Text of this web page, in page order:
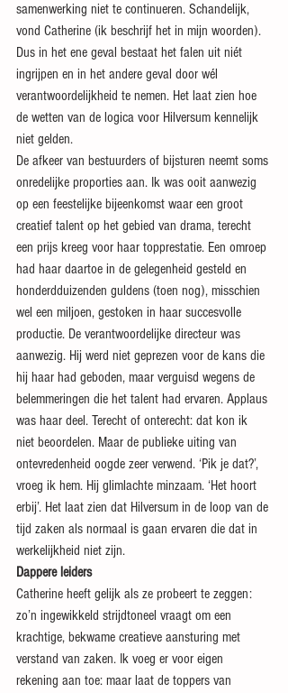
samenwerking niet te continueren. Schandelijk,
vond Catherine (ik beschrijf het in mijn woorden).
Dus in het ene geval bestaat het falen uit niét
ingrijpen en in het andere geval door wél
verantwoordelijkheid te nemen. Het laat zien hoe
de wetten van de logica voor Hilversum kennelijk
niet gelden.
De afkeer van bestuurders of bijsturen neemt soms
onredelijke proporties aan. Ik was ooit aanwezig
op een feestelijke bijeenkomst waar een groot
creatief talent op het gebied van drama, terecht
een prijs kreeg voor haar topprestatie. Een omroep
had haar daartoe in de gelegenheid gesteld en
honderdduizenden guldens (toen nog), misschien
wel een miljoen, gestoken in haar succesvolle
productie. De verantwoordelijke directeur was
aanwezig. Hij werd niet geprezen voor de kans die
hij haar had geboden, maar verguisd wegens de
belemmeringen die het talent had ervaren. Applaus
was haar deel. Terecht of onterecht: dat kon ik
niet beoordelen. Maar de publieke uiting van
ontevredenheid oogde zeer verwend. ‘Pik je dat?’,
vroeg ik hem. Hij glimlachte minzaam. ‘Het hoort
erbij’. Het laat zien dat Hilversum in de loop van de
tijd zaken als normaal is gaan ervaren die dat in
werkelijkheid niet zijn.
Dappere leiders
Catherine heeft gelijk als ze probeert te zeggen:
zo’n ingewikkeld strijdtoneel vraagt om een
krachtige, bekwame creatieve aansturing met
verstand van zaken. Ik voeg er voor eigen
rekening aan toe: maar laat de toppers van